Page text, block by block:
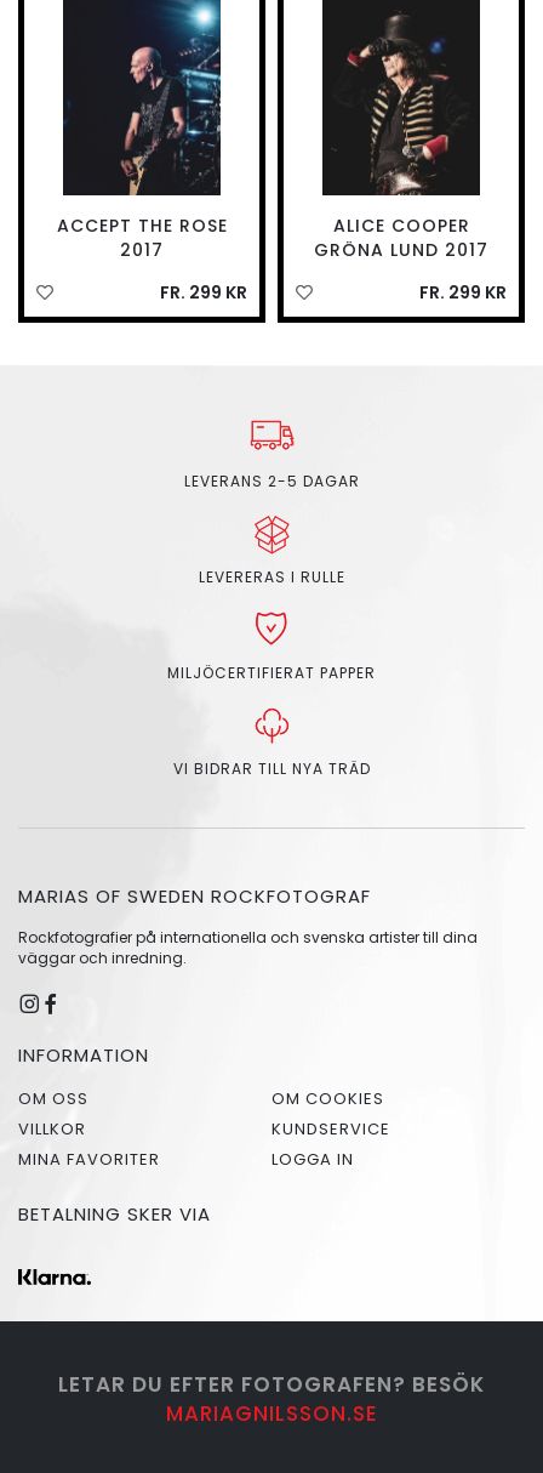
ACCEPT THE ROSE
2017
FR. 299 KR
ALICE COOPER
GRÖNA LUND 2017
FR. 299 KR
LEVERANS 2-5 DAGAR
LEVERERAS I RULLE
MILJÖCERTIFIERAT PAPPER
VI BIDRAR TILL NYA TRÄD
MARIAS OF SWEDEN ROCKFOTOGRAF
Rockfotografier på internationella och svenska artister till dina
väggar och inredning.
INFORMATION
OM OSS
OM COOKIES
VILLKOR
KUNDSERVICE
MINA FAVORITER
LOGGA IN
BETALNING SKER VIA
LETAR DU EFTER FOTOGRAFEN? BESÖK
MARIAGNILSSON.SE